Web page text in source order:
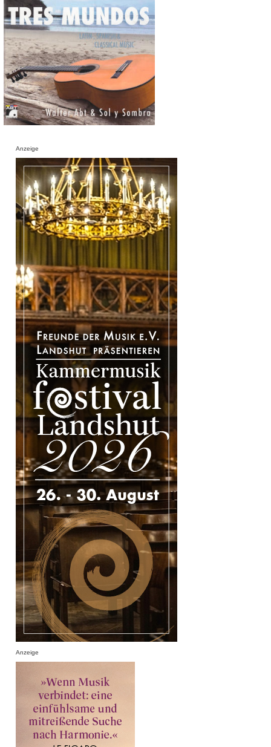
Anzeige
Anzeige